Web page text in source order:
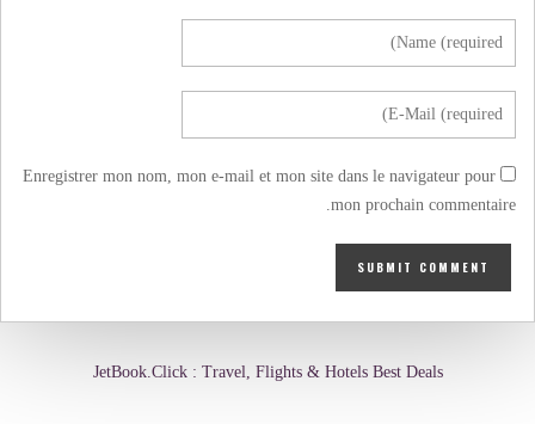
Enregistrer mon nom, mon e-mail et mon site dans le navigateur pour
mon prochain commentaire.
JetBook.Click : Travel, Flights & Hotels Best Deals